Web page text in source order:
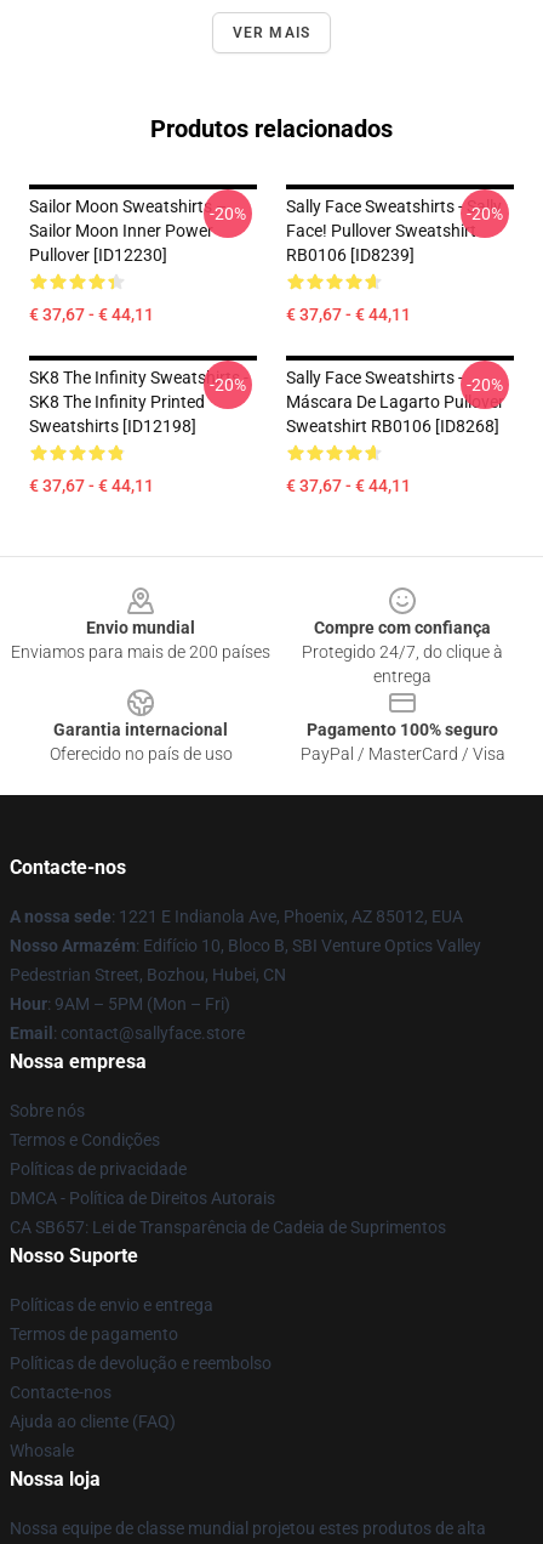
VER MAIS
Produtos relacionados
Sailor Moon Sweatshirts –
Sailor Moon Inner Power
Pullover [ID12230]
€ 37,67 - € 44,11
-20%
Sally Face Sweatshirts - Sally
Face! Pullover Sweatshirt
RB0106 [ID8239]
€ 37,67 - € 44,11
-20%
SK8 The Infinity Sweatshirts -
SK8 The Infinity Printed
Sweatshirts [ID12198]
€ 37,67 - € 44,11
-20%
Sally Face Sweatshirts -
Máscara De Lagarto Pullover
Sweatshirt RB0106 [ID8268]
€ 37,67 - € 44,11
-20%
Envio mundial
Enviamos para mais de 200 países
Compre com confiança
Protegido 24/7, do clique à
entrega
Garantia internacional
Oferecido no país de uso
Pagamento 100% seguro
PayPal / MasterCard / Visa
Contacte-nos
A nossa sede: 1221 E Indianola Ave, Phoenix, AZ 85012, EUA
Nosso Armazém: Edifício 10, Bloco B, SBI Venture Optics Valley
Pedestrian Street, Bozhou, Hubei, CN
Hour: 9AM – 5PM (Mon – Fri)
Email : contact@sallyface.store
Nossa empresa
Sobre nós
Termos e Condições
Políticas de privacidade
DMCA - Política de Direitos Autorais
CA SB657: Lei de Transparência de Cadeia de Suprimentos
Nosso Suporte
Políticas de envio e entrega
Termos de pagamento
Políticas de devolução e reembolso
Contacte-nos
Ajuda ao cliente (FAQ)
Whosale
Nossa loja
Nossa equipe de classe mundial projetou estes produtos de alta